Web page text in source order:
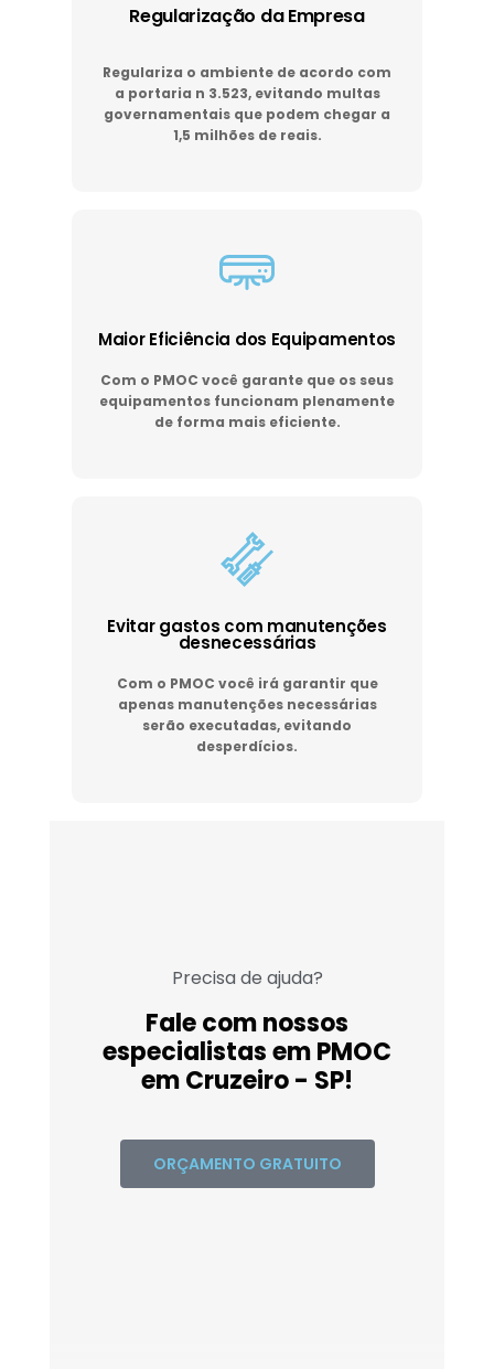
Regularização da Empresa
Regulariza o ambiente de acordo com
a portaria n 3.523, evitando multas
governamentais que podem chegar a
1,5 milhões de reais.
Maior Eficiência dos Equipamentos
Com o PMOC você garante que os seus
equipamentos funcionam plenamente
de forma mais eficiente.
Evitar gastos com manutenções
desnecessárias
Com o PMOC você irá garantir que
apenas manutenções necessárias
serão executadas, evitando
desperdícios.
Precisa de ajuda?
Fale com nossos
especialistas em PMOC
em Cruzeiro - SP!
ORÇAMENTO GRATUITO